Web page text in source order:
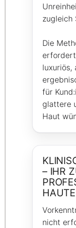
zugleich
Die
luxuriös,
für
glattere
Haut
– IHR
nicht